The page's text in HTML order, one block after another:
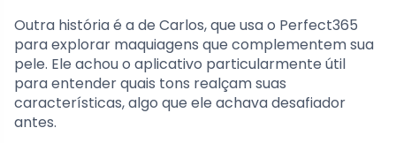
Outra história é a de Carlos, que usa o Perfect365
para explorar maquiagens que complementem sua
pele. Ele achou o aplicativo particularmente útil
para entender quais tons realçam suas
características, algo que ele achava desafiador
antes.